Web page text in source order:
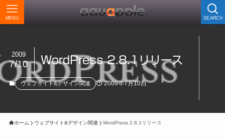
SEARCH
MENU
WordPress 2.8.1リリース
2009
7/10
ウェブサイト&デザイン関連 2009年7月10日
ホーム ウェブサイト&デザイン関連 WordPress 2.8.1リリース